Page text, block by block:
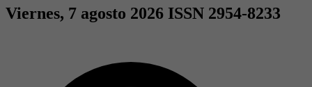
Viernes, 7 agosto 2026 ISSN 2954-8233